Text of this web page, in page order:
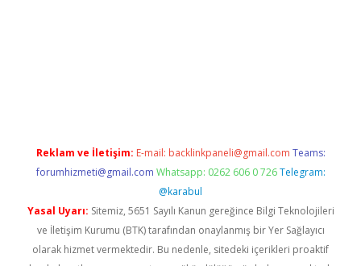
Reklam ve İletişim: E-mail: backlinkpaneli@gmail.com Teams:
forumhizmeti@gmail.com Whatsapp: 0262 606 0 726 Telegram:
@karabul
Yasal Uyarı: Sitemiz, 5651 Sayılı Kanun gereğince Bilgi Teknolojileri
ve İletişim Kurumu (BTK) tarafından onaylanmış bir Yer Sağlayıcı
olarak hizmet vermektedir. Bu nedenle, sitedeki içerikleri proaktif